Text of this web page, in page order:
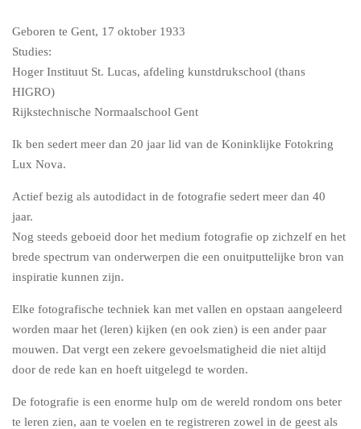
Geboren te Gent, 17 oktober 1933
Studies:
Hoger Instituut St. Lucas, afdeling kunstdrukschool (thans
HIGRO)
Rijkstechnische Normaalschool Gent
Ik ben sedert meer dan 20 jaar lid van de Koninklijke Fotokring
Lux Nova.
Actief bezig als autodidact in de fotografie sedert meer dan 40
jaar.
Nog steeds geboeid door het medium fotografie op zichzelf en het
brede spectrum van onderwerpen die een onuitputtelijke bron van
inspiratie kunnen zijn.
Elke fotografische techniek kan met vallen en opstaan aangeleerd
worden maar het (leren) kijken (en ook zien) is een ander paar
mouwen. Dat vergt een zekere gevoelsmatigheid die niet altijd
door de rede kan en hoeft uitgelegd te worden.
De fotografie is een enorme hulp om de wereld rondom ons beter
te leren zien, aan te voelen en te registreren zowel in de geest als